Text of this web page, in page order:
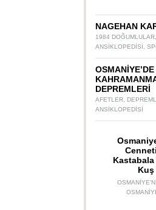
NAGEHAN
1984 DOĞUMLULAR,
ANSIKLOPEDISI
DEPREMLERİ
AFETLER,
ANSIKLOPEDISI
Kastabala
Kuş